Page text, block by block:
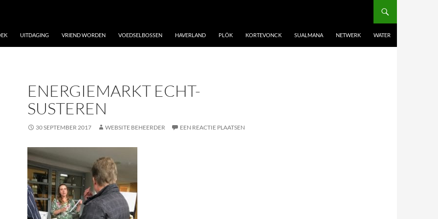
UITDAGING VRIEND WORDEN VOEDSELBOSSEN HAVERLAND PLÖK KORTEVONCK SUALMANA NETWERK WATER
ENERGIEMARKT ECHT-
SUSTEREN
30 SEPTEMBER 2017 WEBSITE BEHEERDER EEN REACTIE PLAATSEN